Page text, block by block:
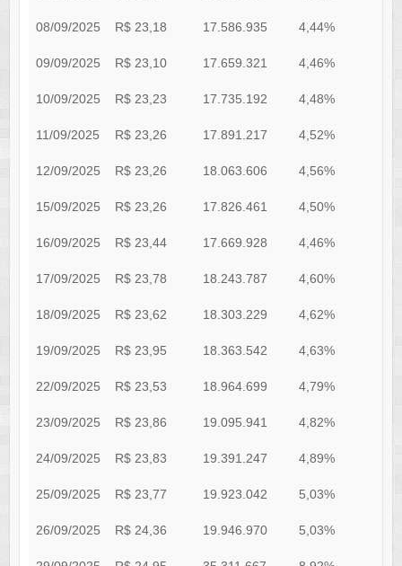
08/09/2025 R$ 23,18 17.586.935 4,44%
09/09/2025 R$ 23,10 17.659.321 4,46%
10/09/2025 R$ 23,23 17.735.192 4,48%
11/09/2025 R$ 23,26 17.891.217 4,52%
12/09/2025 R$ 23,26 18.063.606 4,56%
15/09/2025 R$ 23,26 17.826.461 4,50%
16/09/2025 R$ 23,44 17.669.928 4,46%
17/09/2025 R$ 23,78 18.243.787 4,60%
18/09/2025 R$ 23,62 18.303.229 4,62%
19/09/2025 R$ 23,95 18.363.542 4,63%
22/09/2025 R$ 23,53 18.964.699 4,79%
23/09/2025 R$ 23,86 19.095.941 4,82%
24/09/2025 R$ 23,83 19.391.247 4,89%
25/09/2025 R$ 23,77 19.923.042 5,03%
26/09/2025 R$ 24,36 19.946.970 5,03%